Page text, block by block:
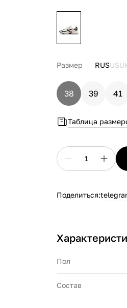
Размер RUSUS
38 39 41
Таблица
1
Поделиться:
Пол
Состав